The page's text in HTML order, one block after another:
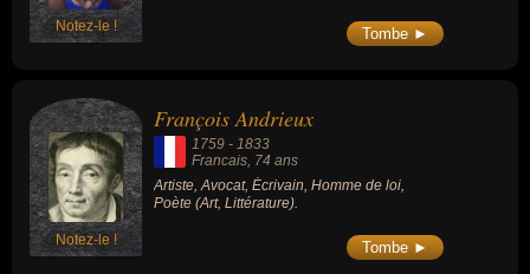
Notez-le ! Tombe ►
Notez-le !
François Andrieux
1759 - 1833
Francais, 74 ans
Artiste, Avocat, Écrivain, Homme de loi,
Poète (Art, Littérature).
Tombe ►